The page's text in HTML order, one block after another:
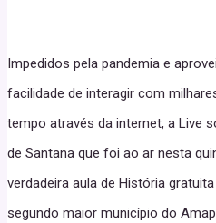
Impedidos pela pandemia e
facilidade de interagir com
tempo através da internet, a Live
de Santana que foi ao ar nesta
verdadeira aula de História
segundo maior município do